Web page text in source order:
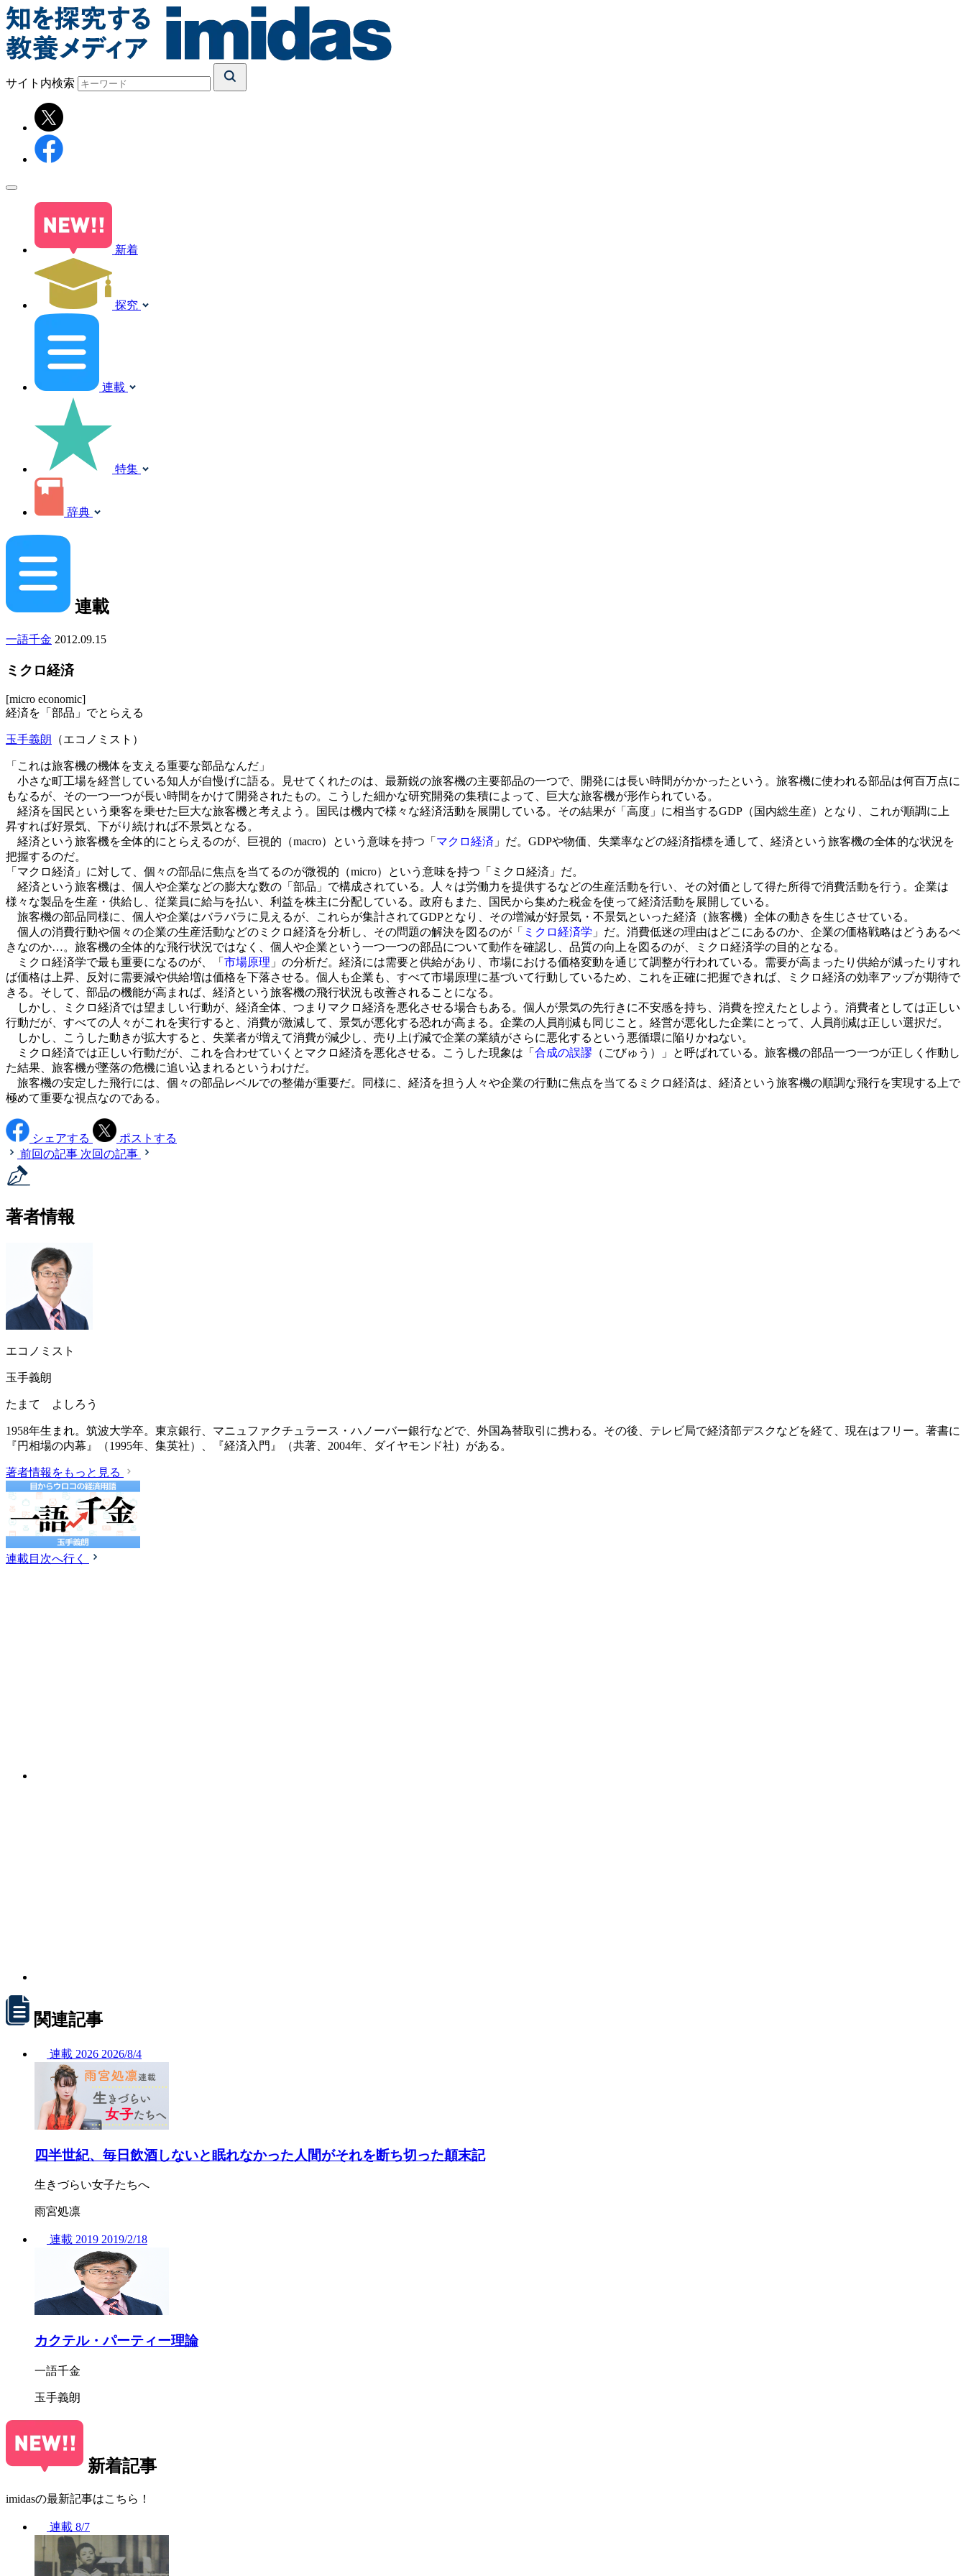
サイト内検索
新着
探究
連載
特集
辞典
連載
一語千金 2012.09.15
ミクロ経済
[micro economic]
経済を「部品」でとらえる
玉手義朗 （エコノミスト）
「これは旅客機の機体を支える重要な部品なんだ」
小さな町工場を経営している知人が自慢げに語る。見せてくれたのは、最新鋭の旅客機の主要部品の一つで、開発には長い時間がかかったという。旅客機に使われる部品は何百万点に
もなるが、その一つ一つが長い時間をかけて開発されたもの。こうした細かな研究開発の集積によって、巨大な旅客機が形作られている。
経済を国民という乗客を乗せた巨大な旅客機と考えよう。国民は機内で様々な経済活動を展開している。その結果が「高度」に相当するGDP（国内総生産）となり、これが順調に上
昇すれば好景気、下がり続ければ不景気となる。
経済という旅客機を全体的にとらえるのが、巨視的（macro）という意味を持つ「 マクロ経済 」だ。GDPや物価、失業率などの経済指標を通して、経済という旅客機の全体的な状況を
把握するのだ。
「マクロ経済」に対して、個々の部品に焦点を当てるのが微視的（micro）という意味を持つ「ミクロ経済」だ。
経済という旅客機は、個人や企業などの膨大な数の「部品」で構成されている。人々は労働力を提供するなどの生産活動を行い、その対価として得た所得で消費活動を行う。企業は
様々な製品を生産・供給し、従業員に給与を払い、利益を株主に分配している。政府もまた、国民から集めた税金を使って経済活動を展開している。
旅客機の部品同様に、個人や企業はバラバラに見えるが、これらが集計されてGDPとなり、その増減が好景気・不景気といった経済（旅客機）全体の動きを生じさせている。
個人の消費行動や個々の企業の生産活動などのミクロ経済を分析し、その問題の解決を図るのが「 ミクロ経済学 」だ。消費低迷の理由はどこにあるのか、企業の価格戦略はどうあるべ
きなのか…。旅客機の全体的な飛行状況ではなく、個人や企業という一つ一つの部品について動作を確認し、品質の向上を図るのが、ミクロ経済学の目的となる。
ミクロ経済学で最も重要になるのが、「 市場原理 」の分析だ。経済には需要と供給があり、市場における価格変動を通じて調整が行われている。需要が高まったり供給が減ったりすれ
ば価格は上昇、反対に需要減や供給増は価格を下落させる。個人も企業も、すべて市場原理に基づいて行動しているため、これを正確に把握できれば、ミクロ経済の効率アップが期待で
きる。そして、部品の機能が高まれば、経済という旅客機の飛行状況も改善されることになる。
しかし、ミクロ経済では望ましい行動が、経済全体、つまりマクロ経済を悪化させる場合もある。個人が景気の先行きに不安感を持ち、消費を控えたとしよう。消費者としては正しい
行動だが、すべての人々がこれを実行すると、消費が激減して、景気が悪化する恐れが高まる。企業の人員削減も同じこと。経営が悪化した企業にとって、人員削減は正しい選択だ。
しかし、こうした動きが拡大すると、失業者が増えて消費が減少し、売り上げ減で企業の業績がさらに悪化するという悪循環に陥りかねない。
ミクロ経済では正しい行動だが、これを合わせていくとマクロ経済を悪化させる。こうした現象は「 合成の誤謬 （ごびゅう）」と呼ばれている。旅客機の部品一つ一つが正しく作動し
た結果、旅客機が墜落の危機に追い込まれるというわけだ。
旅客機の安定した飛行には、個々の部品レベルでの整備が重要だ。同様に、経済を担う人々や企業の行動に焦点を当てるミクロ経済は、経済という旅客機の順調な飛行を実現する上で
極めて重要な視点なのである。
シェアする
ポストする
前回の記事 次回の記事
著者情報
エコノミスト
玉手義朗
たまて よしろう
1958年生まれ。筑波大学卒。東京銀行、マニュファクチュラース・ハノーバー銀行などで、外国為替取引に携わる。その後、テレビ局で経済部デスクなどを経て、現在はフリー。著書に
『円相場の内幕』（1995年、集英社）、『経済入門』（共著、2004年、ダイヤモンド社）がある。
著者情報をもっと見る
連載目次へ行く
関連記事
連載 2026 2026/8/4
四半世紀、毎日飲酒しないと眠れなかった人間がそれを断ち切った顛末記
生きづらい女子たちへ
雨宮処凛
連載 2019 2019/2/18
カクテル・パーティー理論
一語千金
玉手義朗
新着記事
imidasの最新記事はこちら！
連載 8/7